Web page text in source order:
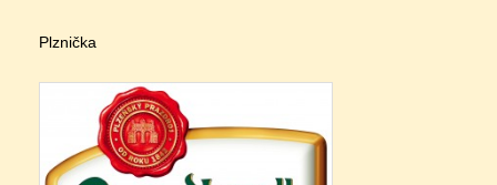
Plznička